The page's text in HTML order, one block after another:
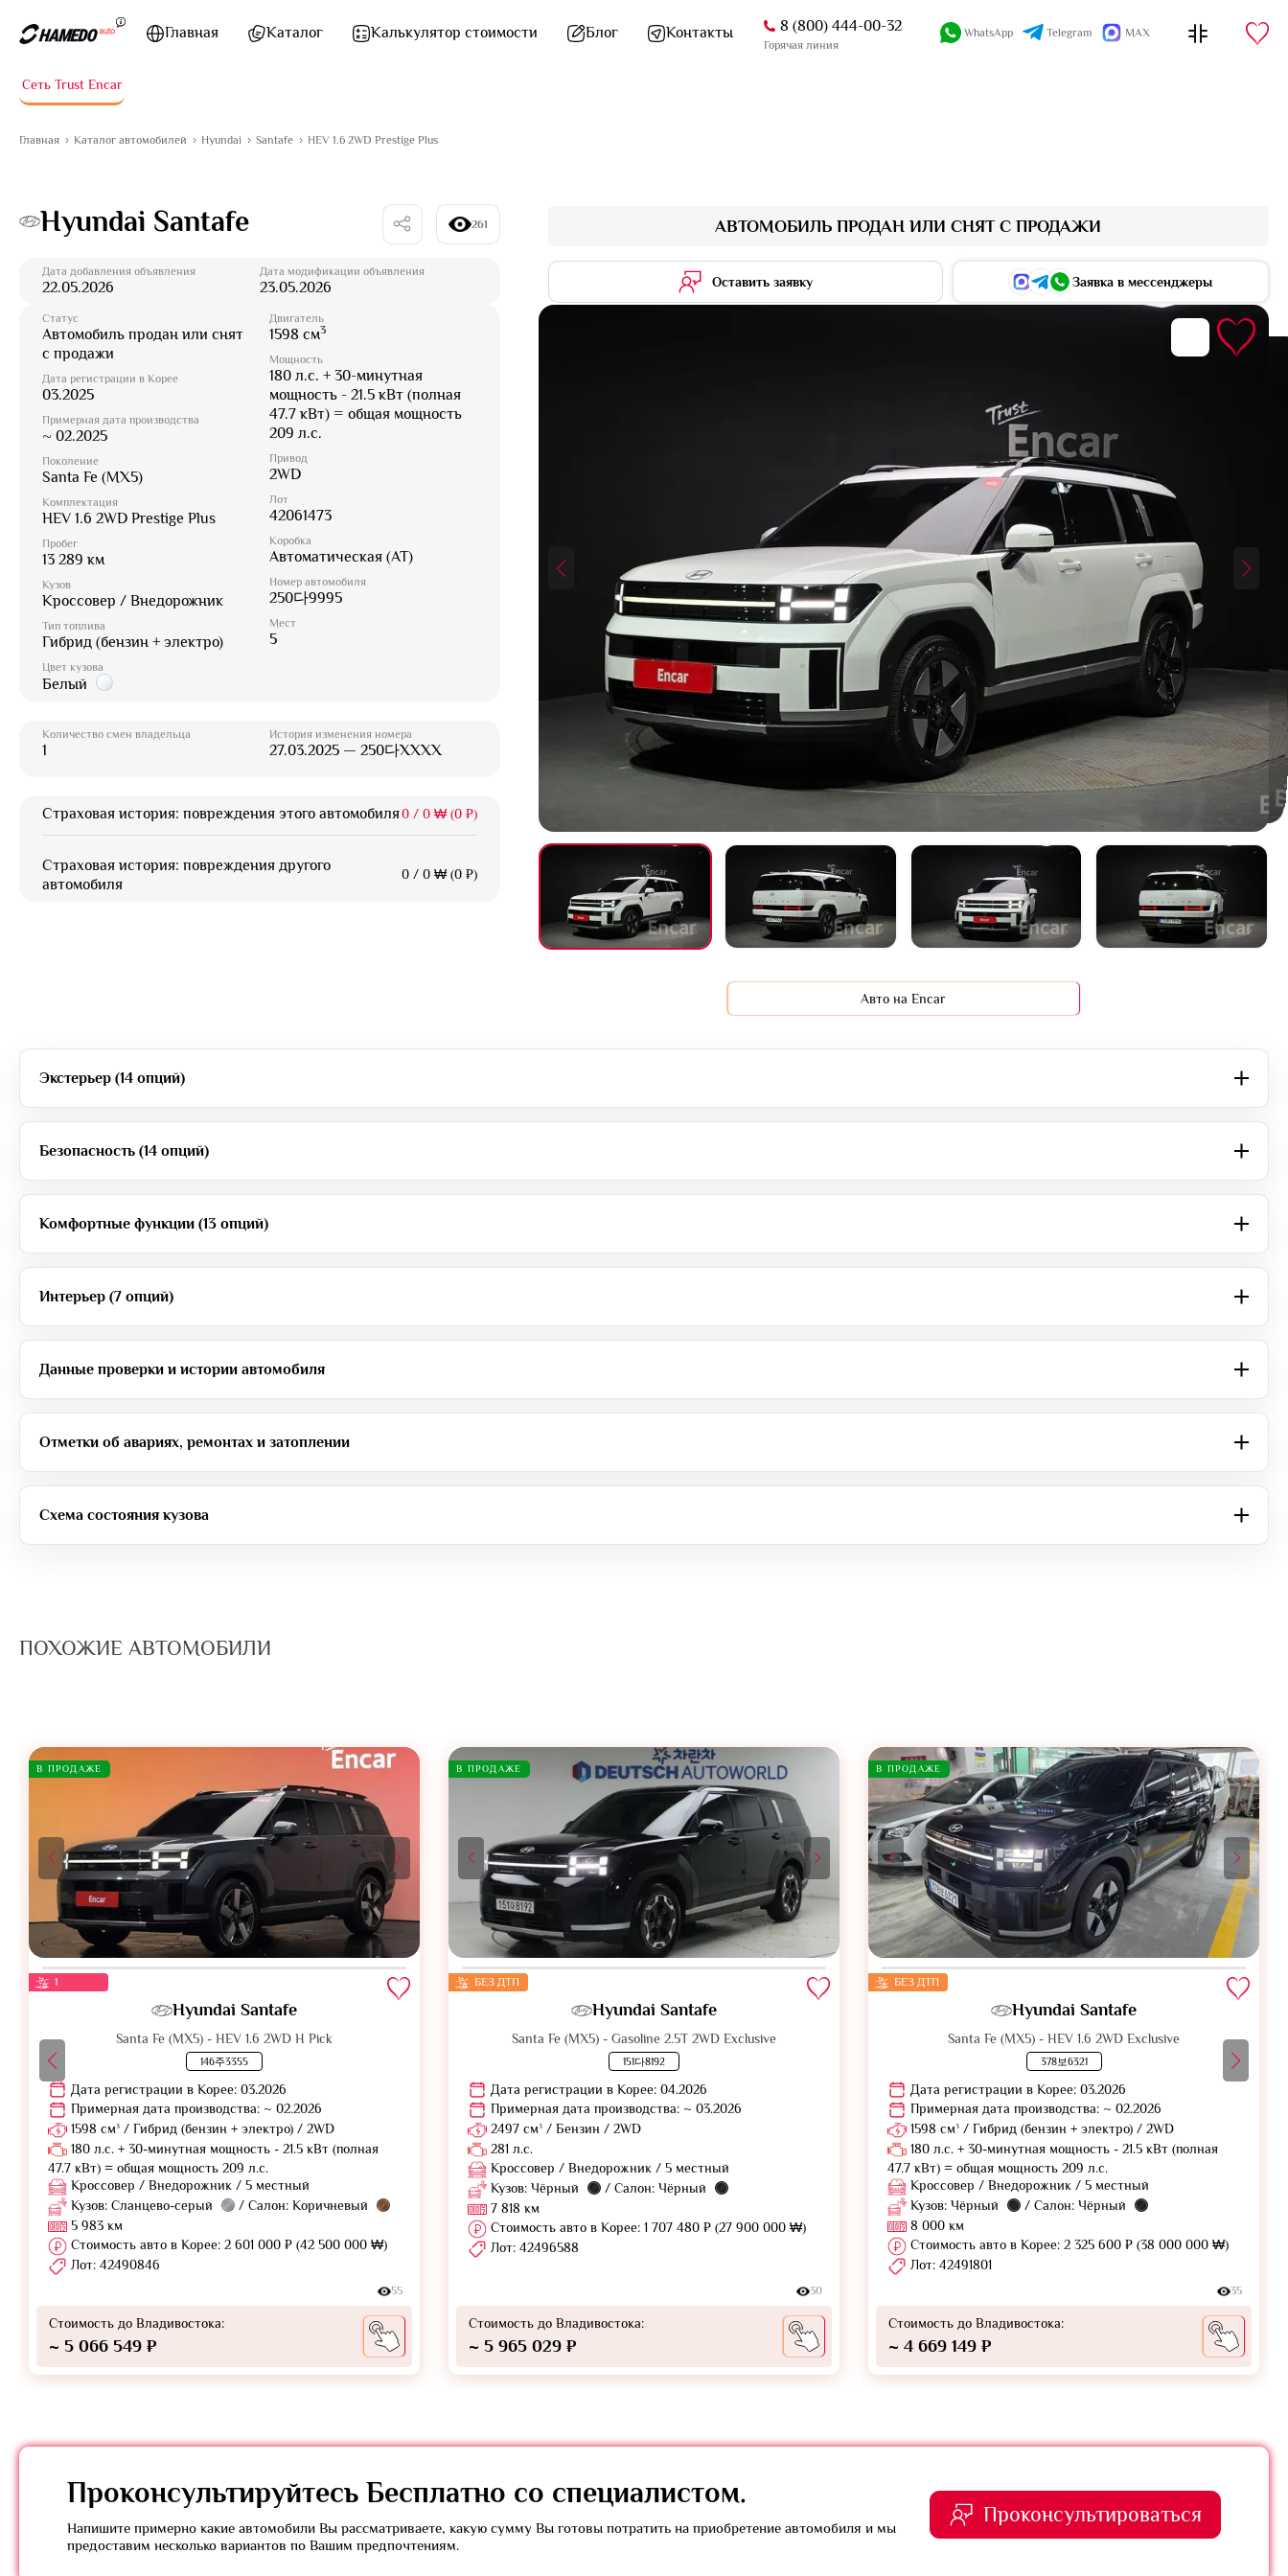
Главная
Каталог Калькулятор стоимости Блог Контакты 8 (800) 444-00-32
Горячая линия
WhatsApp Telegram MAX
Сеть Trust Encar
Главная Каталог автомобилей Hyundai Santafe HEV 1.6 2WD Prestige Plus
Hyundai Santafe 261
Дата добавления объявления
22.05.2026
Дата модификации объявления
23.05.2026
АВТОМОБИЛЬ ПРОДАН ИЛИ СНЯТ С ПРОДАЖИ
Оставить заявку Заявка в мессенджеры
Статус
Автомобиль продан или снят
с продажи
Дата регистрации в Корее
03.2025
Примерная дата производства
~ 02.2025
Поколение
Santa Fe (MX5)
Комплектация
HEV 1.6 2WD Prestige Plus
Пробег
13 289 км
Кузов
Кроссовер / Внедорожник
Тип топлива
Гибрид (бензин + электро)
Цвет кузова
Белый
Двигатель
1598 см3
Мощность
180 л.с. + 30-минутная
мощность - 21.5 кВт (полная
47.7 кВт) = общая мощность
209 л.с.
Привод
2WD
Лот
42061473
Коробка
Автоматическая (AT)
Номер автомобиля
250다9995
Мест
5
Количество смен владельца
1
История изменения номера
27.03.2025 — 250다XXXX
Страховая история: повреждения этого автомобиля0 / 0 ₩ (0 ₽)
Страховая история: повреждения другого
автомобиля
0 / 0 ₩ (0 ₽)
Авто на Encar
Экстерьер (14 опций)
Безопасность (14 опций)
Комфортные функции (13 опций)
Интерьер (7 опций)
Данные проверки и истории автомобиля
Отметки об авариях, ремонтах и затоплении
Схема состояния кузова
ПОХОЖИЕ АВТОМОБИЛИ
В ПРОДАЖЕ
1
Hyundai Santafe
Santa Fe (MX5) - HEV 1.6 2WD H Pick
146주3355
Дата регистрации в Корее: 03.2026
Примерная дата производства: ~ 02.2026
1598 см³ / Гибрид (бензин + электро) / 2WD
180 л.с. + 30-минутная мощность - 21.5 кВт (полная
47.7 кВт) = общая мощность 209 л.с.
Кроссовер / Внедорожник / 5 местный
Кузов: Сланцево-серый
/ Салон: Коричневый
5 983 км
Стоимость авто в Корее: 2 601 000 ₽ (42 500 000 ₩)
Лот: 42490846
55
Стоимость до Владивостока:
~ 5 066 549 ₽
В ПРОДАЖЕ
БЕЗ ДТП
Hyundai Santafe
Santa Fe (MX5) - Gasoline 2.5T 2WD Exclusive
151다8192
Дата регистрации в Корее: 04.2026
Примерная дата производства: ~ 03.2026
2497 см³ / Бензин / 2WD
281 л.с.
Кроссовер / Внедорожник / 5 местный
Кузов: Чёрный
/ Салон: Чёрный
7 818 км
Стоимость авто в Корее: 1 707 480 ₽ (27 900 000 ₩)
Лот: 42496588
30
Стоимость до Владивостока:
~ 5 965 029 ₽
В ПРОДАЖЕ
БЕЗ ДТП
Hyundai Santafe
Santa Fe (MX5) - HEV 1.6 2WD Exclusive
378보6321
Дата регистрации в Корее: 03.2026
Примерная дата производства: ~ 02.2026
1598 см³ / Гибрид (бензин + электро) / 2WD
180 л.с. + 30-минутная мощность - 21.5 кВт (полная
47.7 кВт) = общая мощность 209 л.с.
Кроссовер / Внедорожник / 5 местный
Кузов: Чёрный
/ Салон: Чёрный
8 000 км
Стоимость авто в Корее: 2 325 600 ₽ (38 000 000 ₩)
Лот: 42491801
35
Стоимость до Владивостока:
~ 4 669 149 ₽
Проконсультируйтесь Бесплатно со специалистом.
Напишите примерно какие автомобили Вы рассматриваете, какую сумму Вы готовы потратить на приобретение автомобиля и мы
предоставим несколько вариантов по Вашим предпочтениям.
Проконсультироваться